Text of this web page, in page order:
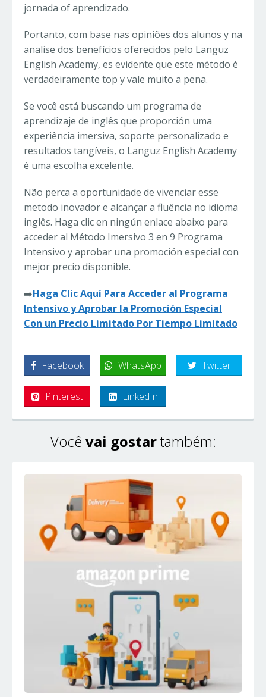
jornada of aprendizado.
Portanto, com base nas opiniões dos alunos y na
analise dos benefícios oferecidos pelo Languz
English Academy, es evidente que este método é
verdadeiramente top y vale muito a pena.
Se você está buscando um programa de
aprendizaje de inglês que proporción uma
experiência imersiva, soporte personalizado e
resultados tangíveis, o Languz English Academy
é uma escolha excelente.
Não perca a oportunidade de vivenciar esse
metodo inovador e alcançar a fluência no idioma
inglês. Haga clic en ningún enlace abaixo para
acceder al Método Imersivo 3 en 9 Programa
Intensivo y aprobar una promoción especial con
mejor precio disponible.
➡️Haga Clic Aquí Para Acceder al Programa
Intensivo y Aprobar la Promoción Especial
Con un Precio Limitado Por Tiempo Limitado
Facebook WhatsApp Twitter
Pinterest LinkedIn
Você vai gostartambém: